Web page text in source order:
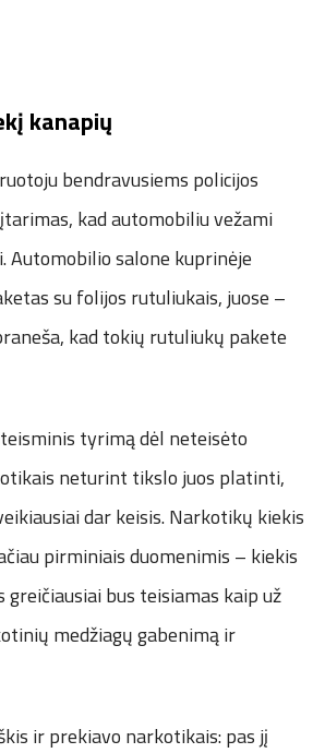
kanapių
bendravusiems policijos
kad automobiliu vežami
Automobilio salone kuprinėje
su folijos rutuliukais, juose –
kad tokių rutuliukų pakete
tyrimą dėl neteisėto
neturint tikslo juos platinti,
dar keisis. Narkotikų kiekis
pirminiais duomenimis – kiekis
greičiausiai bus teisiamas kaip už
medžiagų gabenimą ir
ir prekiavo narkotikais: pas jį